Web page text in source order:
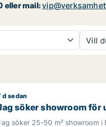
eller mail:
Vill
Sälen eller Gagnef
söker showroom för
d sedan
söker showroom för
söker 25-50 m² showroom i